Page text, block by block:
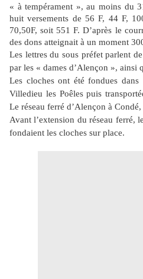
« à tempérament », au moins du
huit versements de 56 F, 44 F,
70,50F, soit 551 F. D’après le
des dons atteignait à un moment
Les lettres du sous préfet parlent
par les « dames d’Alençon », ainsi
Les cloches ont été fondues
Villedieu les Poêles puis
Le réseau ferré d’Alençon à
Avant l’extension du réseau ferré,
fondaient les cloches sur place.